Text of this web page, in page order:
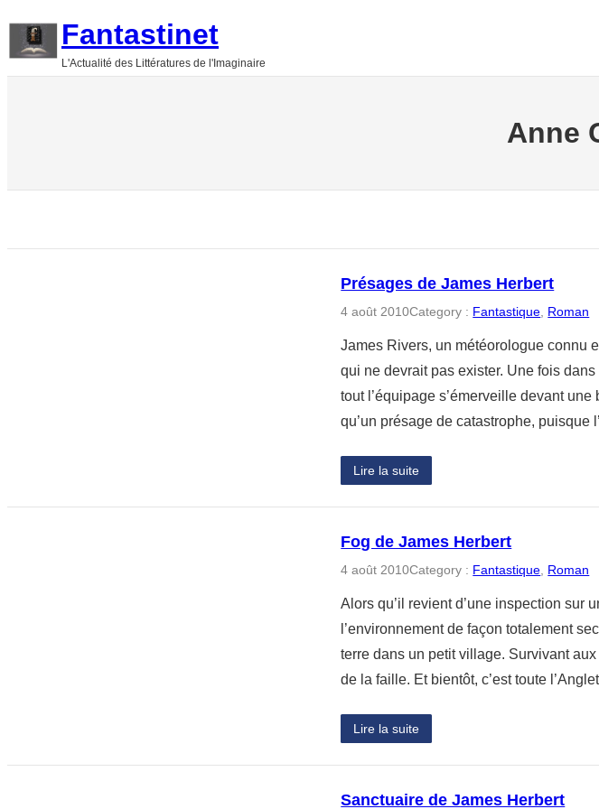
Fantastinet
L'Actualité des Littératures de l'Imaginaire
Anne
Présages de James Herbert
4 août 2010Category : Fantastique Roman
James Rivers, un météorologue connu
qui ne devrait pas exister. Une fois
tout l’équipage s’émerveille devant
qu’un présage de catastrophe, puisque
Lire la suite
Fog de James Herbert
4 août 2010Category : Fantastique Roman
Alors qu’il revient d’une inspection sur
l’environnement de façon totalement
terre dans un petit village. Survivant
de la faille. Et bientôt, c’est toute
Lire la suite
Sanctuaire de James Herbert